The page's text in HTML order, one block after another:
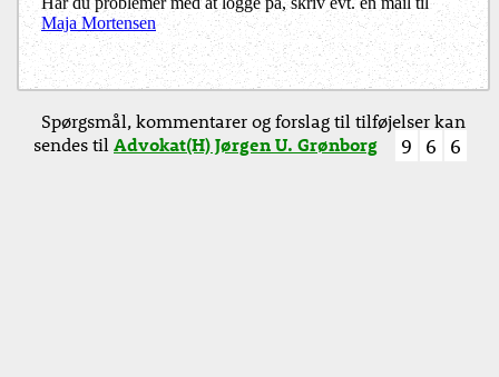
Maja Mortensen
Spørgsmål, kommentarer og forslag til tilføjelser kan
sendes tilAdvokat(H) Jørgen U. Grønborg 9 6 6